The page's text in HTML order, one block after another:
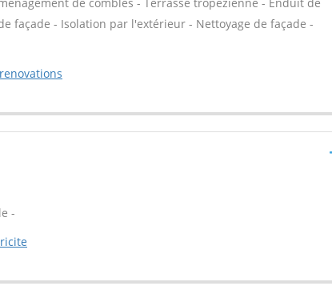
façade - Isolation par l'extérieur - Nettoyage de façade -
-